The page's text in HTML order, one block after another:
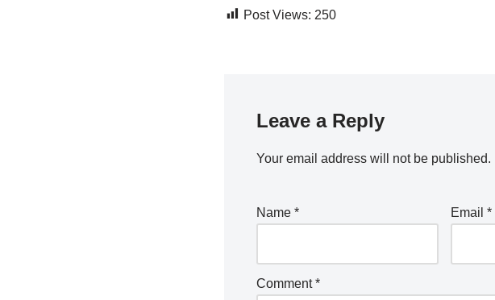
Post Views: 250
Leave a Reply
Your email address will not be published.
Name * Email *
Comment*